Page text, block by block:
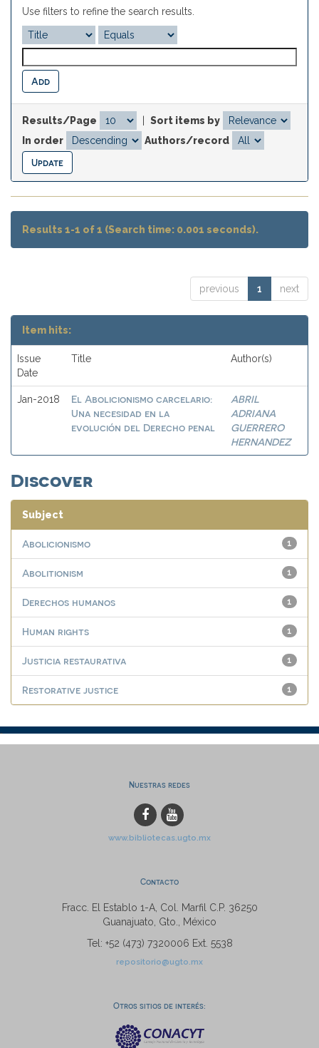
Use filters to refine the search results.
Results/Page
Sort items by
In order
Authors/record
Results 1-1 of 1 (Search time: 0.001 seconds).
previous 1 next
Item hits:
Issue
Date
Title Author(s)
Jan-2018
El Abolicionismo carcelario:
Una necesidad en la
evolución del Derecho penal
ABRIL
ADRIANA
GUERRERO
HERNANDEZ
Discover
Subject
1
Abolicionismo
1
Abolitionism
1
Derechos humanos
1
Human rights
1
Justicia restaurativa
1
Restorative justice
Nuestras redes
www.bibliotecas.ugto.mx
Contacto
Fracc. El Establo 1-A, Col. Marfil C.P. 36250
Guanajuato, Gto., México
Tel: +52 (473) 7320006 Ext. 5538
repositorio@ugto.mx
Otros sitios de interés: